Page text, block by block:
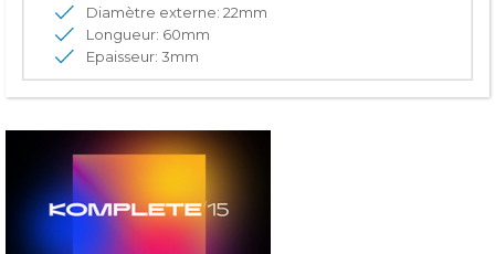
Diamètre externe: 22mm
Longueur: 60mm
Epaisseur: 3mm